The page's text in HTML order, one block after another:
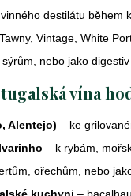
destilátu během
Vintage, White
nebo jako digestiv
vína
Alentejo) – ke
– k rybám,
ořechům, nebo